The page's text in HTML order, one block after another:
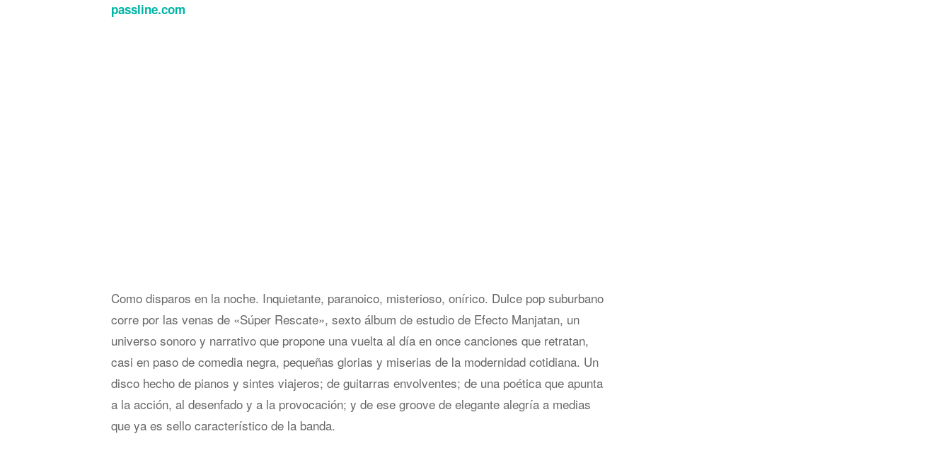
passline.com
Como disparos en la noche. Inquietante, paranoico, misterioso, onírico. Dulce pop suburbano
corre por las venas de «Súper Rescate», sexto álbum de estudio de Efecto Manjatan, un
universo sonoro y narrativo que propone una vuelta al día en once canciones que retratan,
casi en paso de comedia negra, pequeñas glorias y miserias de la modernidad cotidiana. Un
disco hecho de pianos y sintes viajeros; de guitarras envolventes; de una poética que apunta
a la acción, al desenfado y a la provocación; y de ese groove de elegante alegría a medias
que ya es sello característico de la banda.